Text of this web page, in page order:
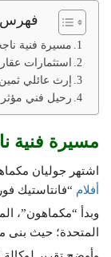
فهرس
مسيرة فنية
استثمارات
إرث عائلي ثمين
رحيل فني مؤثر
مسيرة فنية
اشتهر جوليان
أفلام “فانتاستيك
وبدأ “مكماهون”،
المتحدة؛ حيث بنى